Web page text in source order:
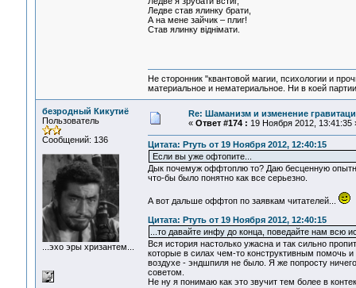
Ледве став ялинку брати,
А на мене зайчик – плиг!
Став ялинку віднімати.
Не сторонник "квантовой магии, психологии и
материальное и нематериальное. Ни в коей
безродный Кикутиё
Пользователь
Сообщений: 136
...эхо эры хризантем...
Re: Шаманизм и изменение
« Ответ #174 : 19 Ноября 2012, 13:41:35
Цитата: Ртуть от 19 Ноября 2012, 12:40:15
Если вы уже офтопите...
Дык почемуж оффтоплю то? Даю бесценную
что-бы было понятно как все серьезно.
А вот дальше оффтоп по заявкам читателей...
Цитата: Ртуть от 19 Ноября 2012, 12:40:15
...то давайте инфу до конца, поведайте нам всю
Вся история настолько ужасна и так сильно
которые в силах чем-то конструктивным помочь
воздухе - эндшпиля не было. Я же попросту
советом.
Не ну я понимаю как это звучит тем более в